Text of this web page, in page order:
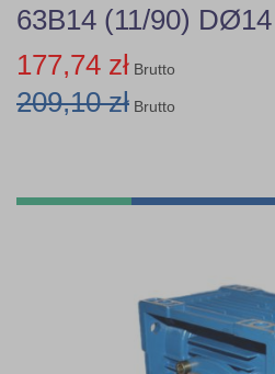
63B14 (11/90) DØ14
177,74 zł Brutto
209,10 zł Brutto